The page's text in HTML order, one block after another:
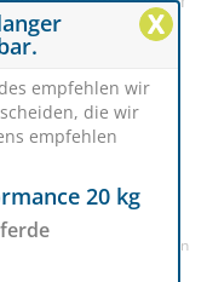
als alleiniges
& Vitamin E
Bewertung schreiben
X
empfehlen wir
die wir
empfehlen
20 kg